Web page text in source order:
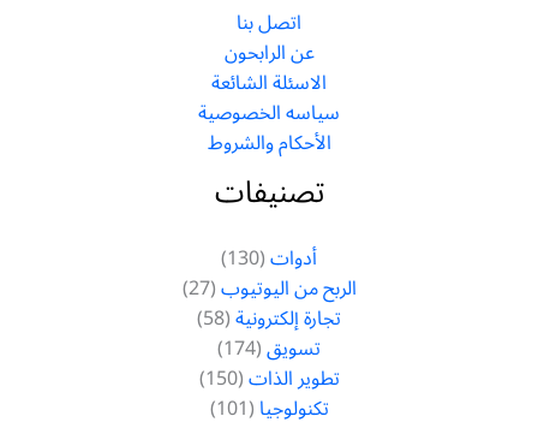
اتصل بنا
عن الرابحون
الاسئلة الشائعة
سياسه الخصوصية
الأحكام والشروط
تصنيفات
أدوات(130)
الربح من اليوتيوب(27)
تجارة إلكترونية(58)
تسويق(174)
تطوير الذات(150)
تكنولوجيا(101)